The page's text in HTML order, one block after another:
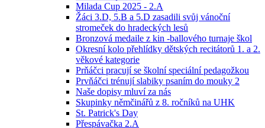
Milada Cup 2025 - 2.A
Žáci 3.D, 5.B a 5.D zasadili svůj vánoční
stromeček do hradeckých lesů
Bronzová medaile z kin -ballového turnaje škol
Okresní kolo přehlídky dětských recitátorů 1. a 2.
věkové kategorie
Prňáčci pracují se školní speciální pedagožkou
Prvňáčci trénují slabiky psaním do mouky 2
Naše dopisy mluví za nás
Skupinky němčinářů z 8. ročníků na UHK
St. Patrick's Day
Přespávačka 2.A